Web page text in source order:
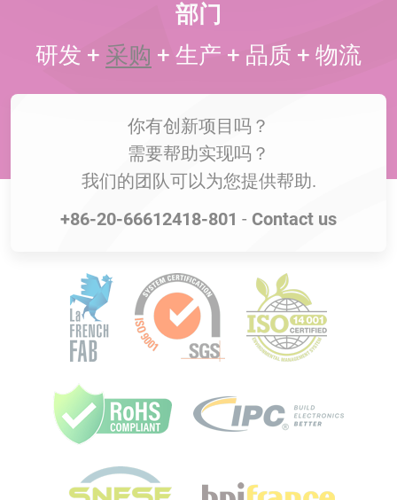
部门
研发 + 采购 + 生产 + 品质 + 物流
你有创新项目吗？
需要帮助实现吗？
我们的团队可以为您提供帮助.
+86-20-66612418-801 - Contact us